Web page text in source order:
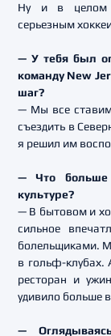
Ну и в целом
серьезным
— У тебя был
команду New
шаг?
— Мы все
съездить в
я решил им
— Что больше
культуре?
— В бытовом и
сильное
болельщиками.
в гольф-клубах.
ресторан и
удивило больше
—